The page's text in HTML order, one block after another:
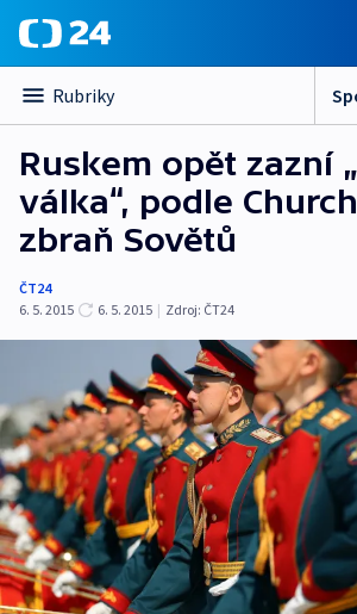
Rubriky
Ruskem opět zazní
válka“, podle
zbraň Sovětů
ČT24
6. 5. 2015
6. 5. 2015 | Zdroj: ČT24